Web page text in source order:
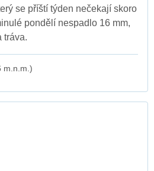
se příští týden nečekají skoro
pondělí nespadlo 16 mm,
tráva.
m.n.m.)